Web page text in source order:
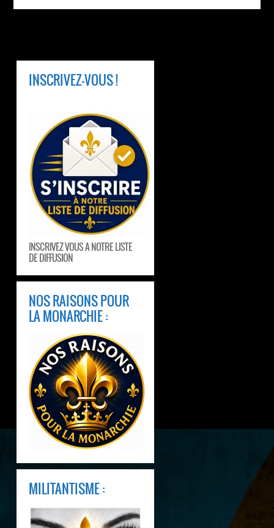
INSCRIVEZ-VOUS !
INSCRIVEZ VOUS A NOTRE LISTE
DE DIFFUSION
NOS RAISONS POUR
LA MONARCHIE :
MILITANTISME :